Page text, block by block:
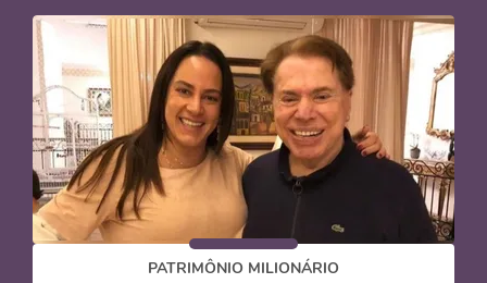
PATRIMÔNIO MILIONÁRIO